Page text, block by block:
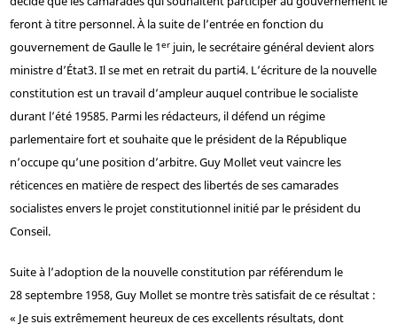
feront à titre personnel. À la suite de l’entrée en fonction du
gouvernement de Gaulle le 1erjuin, le secrétaire général devient alors
ministre d’État3. Il se met en retrait du parti4. L’écriture de la nouvelle
constitution est un travail d’ampleur auquel contribue le socialiste
durant l’été 19585. Parmi les rédacteurs, il défend un régime
parlementaire fort et souhaite que le président de la République
n’occupe qu’une position d’arbitre. Guy Mollet veut vaincre les
réticences en matière de respect des libertés de ses camarades
socialistes envers le projet constitutionnel initié par le président du
Conseil.
Suite à l’adoption de la nouvelle constitution par référendum le
28 septembre 1958, Guy Mollet se montre très satisfait de ce résultat :
« Je suis extrêmement heureux de ces excellents résultats, dont